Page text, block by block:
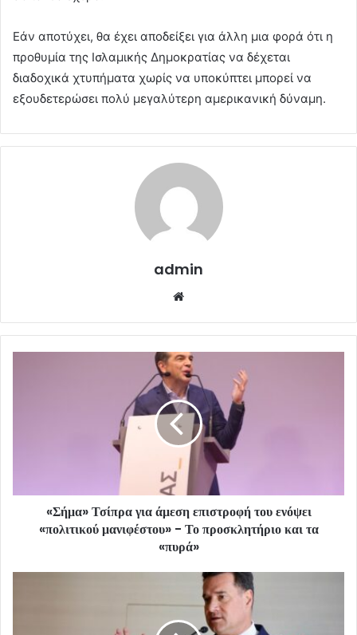
Εάν αποτύχει, θα έχει αποδείξει για άλλη μια φορά ότι η
προθυμία της Ισλαμικής Δημοκρατίας να δέχεται
διαδοχικά χτυπήματα χωρίς να υποκύπτει μπορεί να
εξουδετερώσει πολύ μεγαλύτερη αμερικανική δύναμη.
admin
«Σήμα» Τσίπρα για άμεση επιστροφή του ενόψει
«πολιτικού μανιφέστου» - Το προσκλητήριο και τα
«πυρά»